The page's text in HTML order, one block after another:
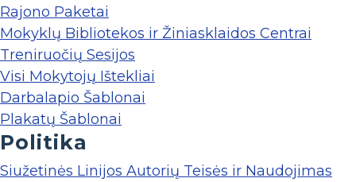
Rajono Paketai
Mokyklų Bibliotekos ir Žiniasklaidos Centrai
Treniruočių Sesijos
Visi Mokytojų Ištekliai
Darbalapio Šablonai
Plakatų Šablonai
Politika
Siužetinės Linijos Autorių Teisės ir Naudojimas